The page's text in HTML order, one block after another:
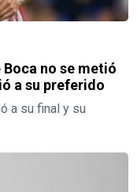
no se metió
a su preferido
a su final y su